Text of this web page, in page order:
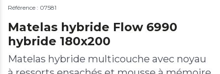
Référence : 07581
Matelas hybride Flow 6990
hybride 180x200
Matelas hybride multicouche avec noyau